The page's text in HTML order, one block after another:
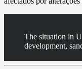
The situation in
development,